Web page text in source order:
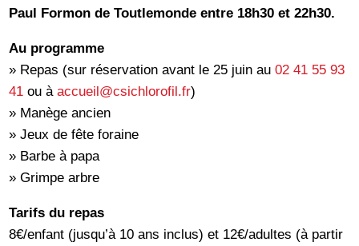
Paul Formon de Toutlemonde entre 18h30 et 22h30.
Au programme
» Repas (sur réservation avant le 25 juin au02 41 55 93
41 ou àaccueil@csichlorofil.fr)
» Manège ancien
» Jeux de fête foraine
» Barbe à papa
» Grimpe arbre
Tarifs du repas
8€/enfant (jusqu’à 10 ans inclus) et 12€/adultes (à partir